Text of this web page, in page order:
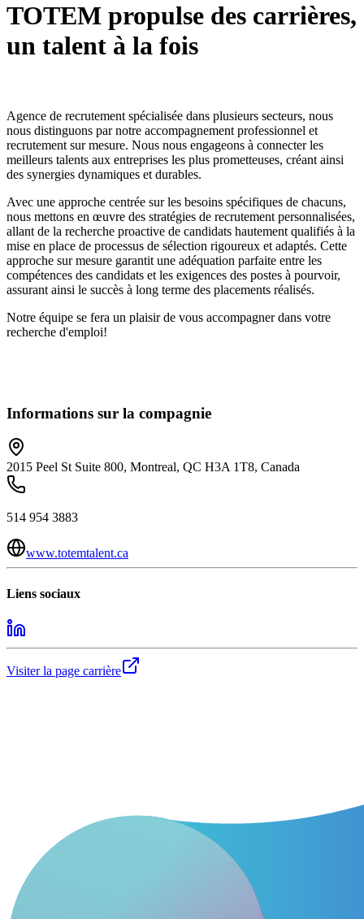
TOTEM propulse des carrières,
un talent à la fois
Agence de recrutement spécialisée dans plusieurs secteurs, nous
nous distinguons par notre accompagnement professionnel et
recrutement sur mesure. Nous nous engageons à connecter les
meilleurs talents aux entreprises les plus prometteuses, créant ainsi
des synergies dynamiques et durables.
Avec une approche centrée sur les besoins spécifiques de chacuns,
nous mettons en œuvre des stratégies de recrutement personnalisées,
allant de la recherche proactive de candidats hautement qualifiés à la
mise en place de processus de sélection rigoureux et adaptés. Cette
approche sur mesure garantit une adéquation parfaite entre les
compétences des candidats et les exigences des postes à pourvoir,
assurant ainsi le succès à long terme des placements réalisés.
Notre équipe se fera un plaisir de vous accompagner dans votre
recherche d'emploi!
Informations sur la compagnie
2015 Peel St Suite 800, Montreal, QC H3A 1T8, Canada
514 954 3883
www.totemtalent.ca
Liens sociaux
Visiter la page carrière